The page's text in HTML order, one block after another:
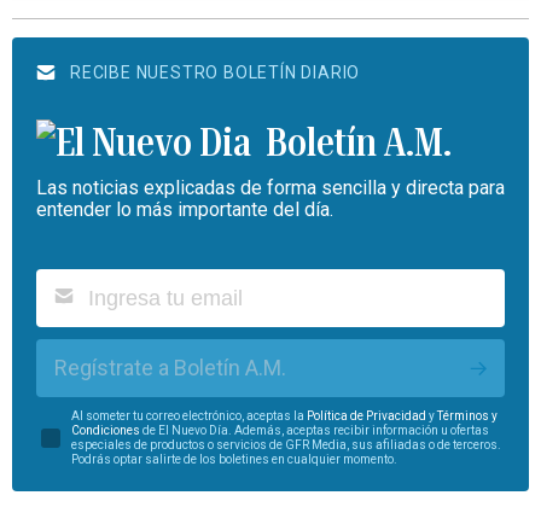
RECIBE NUESTRO BOLETÍN DIARIO
Boletín A.M.
Las noticias explicadas de forma sencilla y directa para
entender lo más importante del día.
Regístrate a Boletín A.M.
Al someter tu correo electrónico, aceptas la Política de Privacidad yTérminos y
Condiciones de El Nuevo Día. Además, aceptas recibir información u ofertas
especiales de productos o servicios de GFR Media, sus afiliadas o de terceros.
Podrás optar salirte de los boletines en cualquier momento.